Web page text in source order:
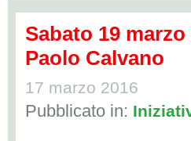
Sabato 19
Paolo Calvano
17 marzo 2016
Pubblicato in: